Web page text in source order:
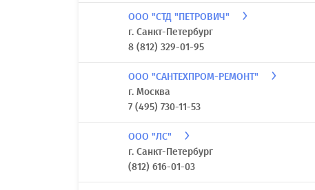
ООО "СТД "ПЕТРОВИЧ"
г. Санкт-Петербург
8 (812) 329-01-95
ООО "САНТЕХПРОМ-РЕМОНТ"
г. Москва
7 (495) 730-11-53
ООО "ЛС"
г. Санкт-Петербург
(812) 616-01-03